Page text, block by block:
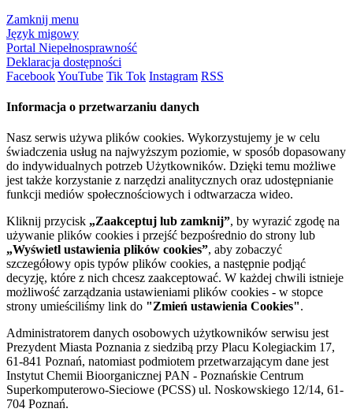
Zamknij menu
Język migowy
Portal Niepełnosprawność
Deklaracja dostępności
FacebookYouTube Tik Tok Instagram RSS
Informacja o przetwarzaniu danych
Nasz serwis używa plików cookies. Wykorzystujemy je w celu
świadczenia usług na najwyższym poziomie, w sposób dopasowany
do indywidualnych potrzeb Użytkowników. Dzięki temu możliwe
jest także korzystanie z narzędzi analitycznych oraz udostępnianie
funkcji mediów społecznościowych i odtwarzacza wideo.
Kliknij przycisk „Zaakceptuj lub zamknij”, by wyrazić zgodę na
używanie plików cookies i przejść bezpośrednio do strony lub
„Wyświetl ustawienia plików cookies”, aby zobaczyć
szczegółowy opis typów plików cookies, a następnie podjąć
decyzję, które z nich chcesz zaakceptować. W każdej chwili istnieje
możliwość zarządzania ustawieniami plików cookies - w stopce
strony umieściliśmy link do "Zmień ustawienia Cookies".
Administratorem danych osobowych użytkowników serwisu jest
Prezydent Miasta Poznania z siedzibą przy Placu Kolegiackim 17,
61-841 Poznań, natomiast podmiotem przetwarzającym dane jest
Instytut Chemii Bioorganicznej PAN - Poznańskie Centrum
Superkomputerowo-Sieciowe (PCSS) ul. Noskowskiego 12/14, 61-
704 Poznań.